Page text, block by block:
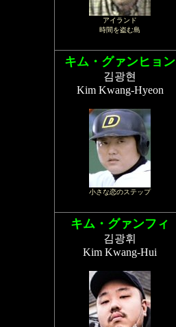
アイランド
時間を盗む島
キム・グァンヒョン
김광현
Kim Kwang-Hyeon
小さな恋のステップ
キム・グァンフィ
김광휘
Kim Kwang-Hui